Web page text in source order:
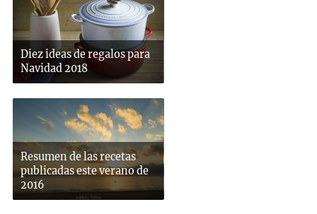
Diez ideas de regalos para
Navidad 2018
Resumen de las recetas
publicadas este verano de
2016